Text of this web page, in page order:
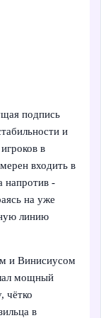
подпись
и
в
входить в
напротив -
на уже
линию
и Винисиусом
мощный
чётко
в